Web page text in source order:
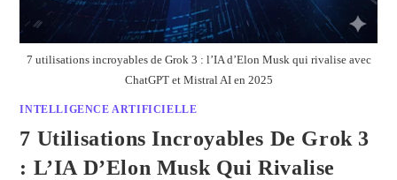
7 utilisations incroyables de Grok 3 : l’IA d’Elon Musk qui rivalise avec
ChatGPT et Mistral AI en 2025
INTELLIGENCE ARTIFICIELLE
7 Utilisations Incroyables De Grok 3
: L’IA D’Elon Musk Qui Rivalise